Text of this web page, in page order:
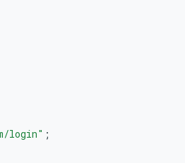
login" ;